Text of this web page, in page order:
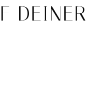
DEINER